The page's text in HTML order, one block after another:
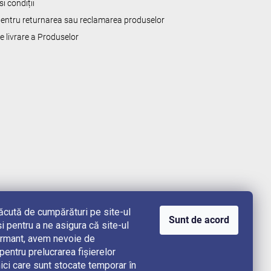
de cumpărături pe site-ul
pentru a ne asigura că site-ul
avem nevoie de
prelucrarea fișierelor
care sunt stocate temporar în
Sunt de acord
condiții
returnarea sau reclamarea produselor
livrare a Produselor